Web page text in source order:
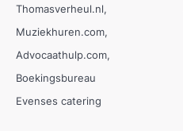
Thomasverheul.nl
Muziekhuren.com
Advocaathulp.com
Boekingsbureau
Evenses catering